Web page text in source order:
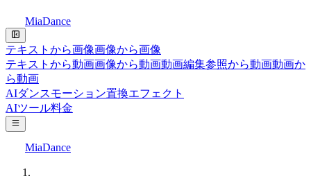
MiaDance
テキストから画像画像から画像
テキストから動画画像から動画動画編集参照から動画動画か
ら動画
AIダンスモーション置換エフェクト
AIツール料金
MiaDance